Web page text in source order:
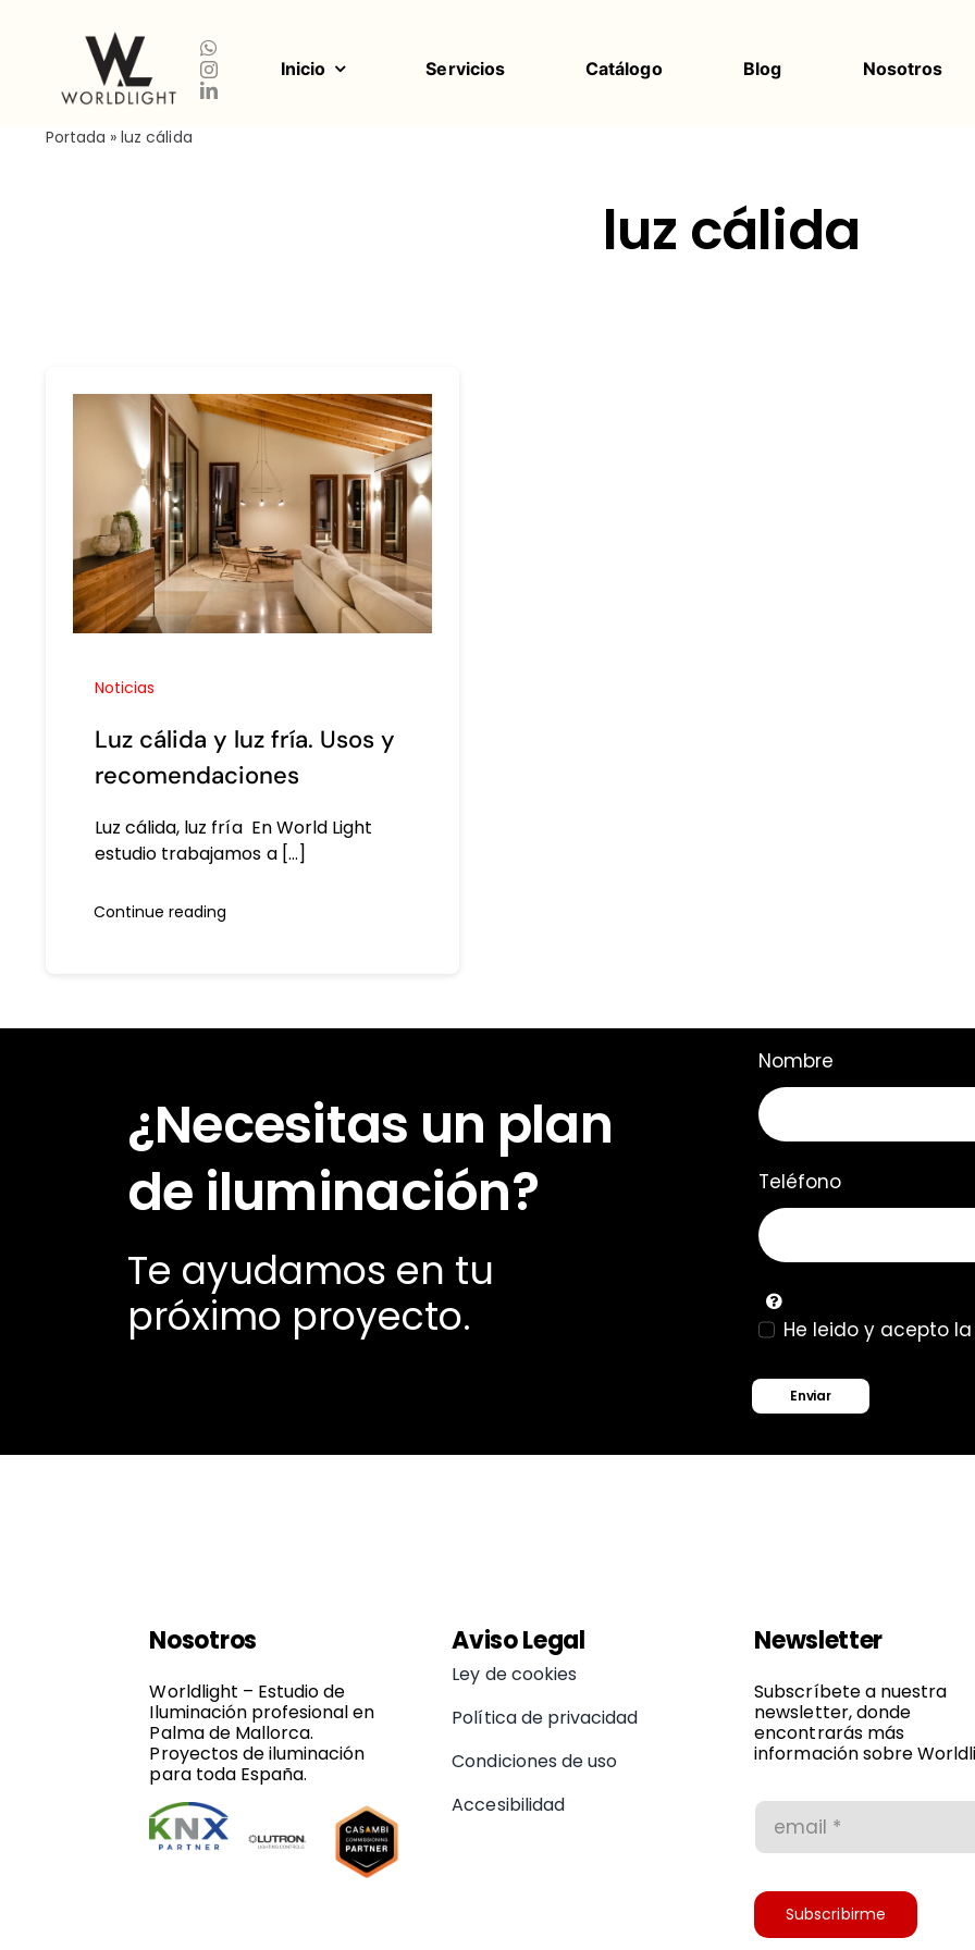
contenido
Inicio Servicios Catálogo Blog Nosotros
Portada »luz cálida
luz cálida
Noticias
Luz cálida y luz fría. Usos y
recomendaciones
Luz cálida, luz fría En World Light
estudio trabajamos a [...]
Continue reading
¿Necesitas un plan
de iluminación?
Te ayudamos en tu
próximo proyecto.
Nombre
Teléfono
He leido y acepto la
Enviar
Nosotros
Worldlight – Estudio de
Iluminación profesional en
Palma de Mallorca.
Proyectos de iluminación
para toda España.
Aviso Legal
Ley de cookies
Política de privacidad
Condiciones de uso
Accesibilidad
Newsletter
Subscríbete a nuestra
newsletter, donde
encontrarás más
información sobre
Subscribirme